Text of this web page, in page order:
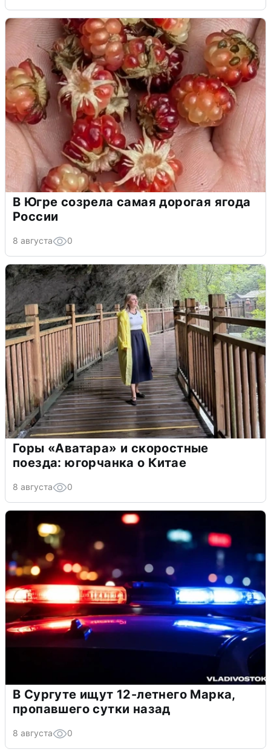
В Югре созрела самая дорогая ягода
России
8 августа 0
Горы «Аватара» и скоростные
поезда: югорчанка о Китае
8 августа 0
В Сургуте ищут 12-летнего Марка,
пропавшего сутки назад
8 августа 0